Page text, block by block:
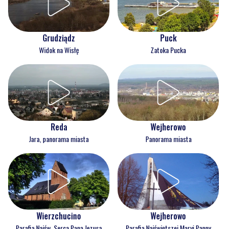
Grudziądz
Widok na Wisłę
Puck
Zatoka Pucka
Reda
Jara, panorama miasta
Wejherowo
Panorama miasta
Wierzchucino Wejherowo